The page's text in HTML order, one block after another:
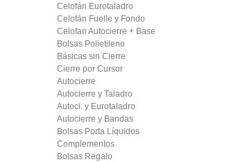
Celofán Eurotaladro
Celofán Fuelle y Fondo
Celofan Autocierre + Base
Bolsas Polietileno
Básicas sin Cierre
Cierre por Cursor
Autocierre
Autocierre y Taladro
Autoci. y Eurotaladro
Autocierre y Bandas
Bolsas Porta Líquidos
Complementos
Bolsas Regalo